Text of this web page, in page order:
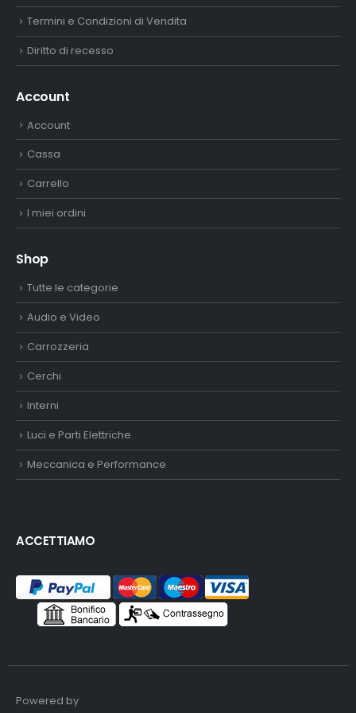
Termini e Condizioni di Vendita
Diritto di recesso
Account
Account
Cassa
Carrello
I miei ordini
Shop
Tutte le categorie
Audio e Video
Carrozzeria
Cerchi
Interni
Luci e Parti Elettriche
Meccanica e Performance
ACCETTIAMO
Powered by